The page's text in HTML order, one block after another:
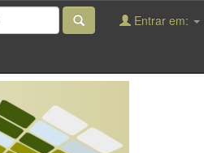
Entrar em: